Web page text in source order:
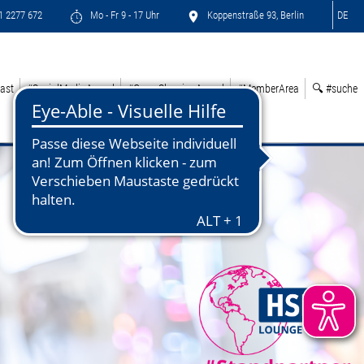
2277 672 Mo - Fr 9 - 17 Uhr Koppenstraße 93, Berlin DE
#SocialMediaAward #GreenSleepingAward #MemberArea 🔍 #suche